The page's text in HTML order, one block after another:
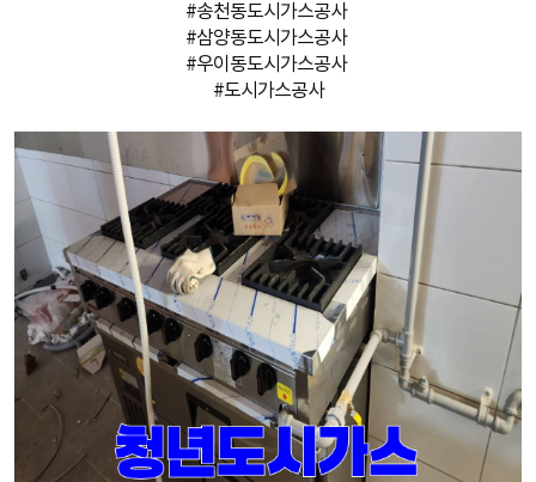
#송천동도시가스공사
#삼양동도시가스공사
#우이동도시가스공사
#도시가스공사